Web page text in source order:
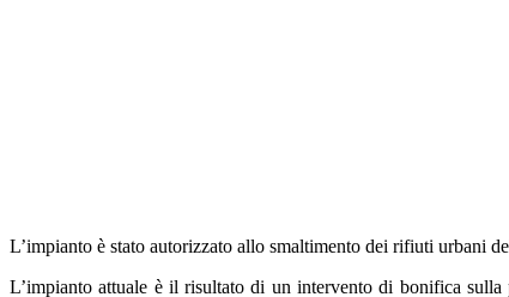
L’impianto è stato autorizzato allo smaltimento dei rifiuti urbani
L’impianto attuale è il risultato di un intervento di bonifica